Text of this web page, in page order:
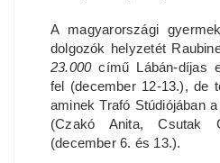
A magyarországi
dolgozók helyzetét
23.000című Lábán-díjas
fel (december 12-13.), de
aminek Trafó Stúdiójában
(Czakó Anita, Csutak
(december 6. és 13.).